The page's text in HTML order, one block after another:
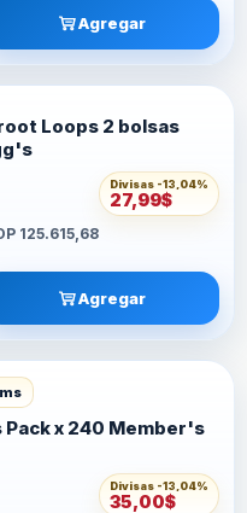
Agregar
Loops 2 bolsas
Divisas -13,04%
27,99$
125.615,68
Agregar
Pack x 240 Member's
Divisas -13,04%
35,00$